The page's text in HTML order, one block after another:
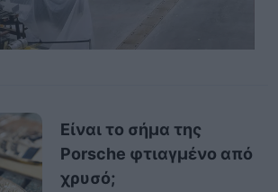
Είναι το σήμα της
Porsche φτιαγμένο από
χρυσό;